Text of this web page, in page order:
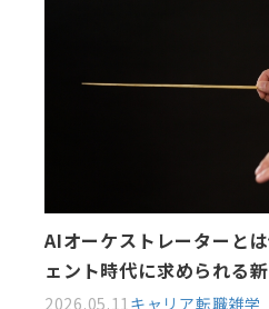
AIオーケストレーターとは
ェント時代に求められる
2026.05.11キャリア転職雑学